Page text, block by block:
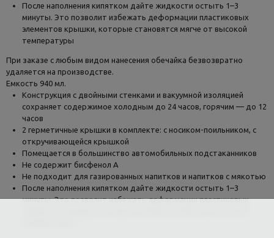
После наполнения кипятком дайте жидкости остыть 1–3
минуты. Это позволит избежать деформации пластиковых
элементов крышки, которые становятся мягче от высокой
температуры
При заказе с любым видом нанесения обечайка безвозвратно
удаляется на производстве.
Емкость 940 мл.
Конструкция с двойными стенками и вакуумной изоляцией
сохраняет содержимое холодным до 24 часов, горячим — до 12
часов
2 герметичные крышки в комплекте: с носиком-поильником, с
откручивающейся крышкой
Помещается в большинство автомобильных подстаканников
Не содержит бисфенол А
Не подходит для газированных напитков и напитков с мякотью
После наполнения кипятком дайте жидкости остыть 1–3
минуты. Это позволит избежать деформации пластиковых